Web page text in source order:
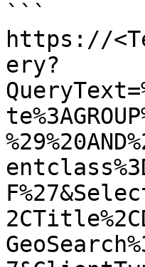
```
https://
ery?